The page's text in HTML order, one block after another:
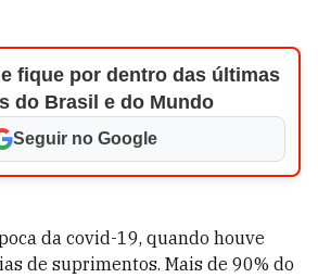
fique por dentro das últimas
do Brasil e do Mundo
Seguir no Google
da covid-19, quando houve
de suprimentos. Mais de 90% do